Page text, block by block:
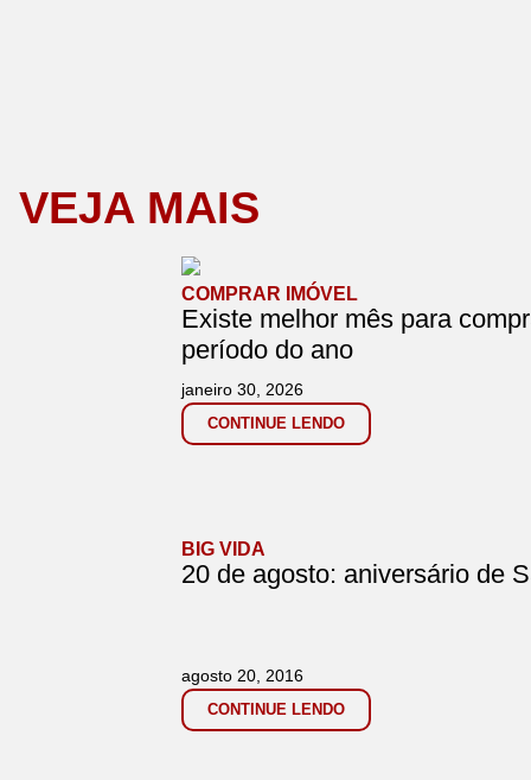
VEJA MAIS
COMPRAR IMÓVEL
Existe melhor mês para
período do ano
CONTINUE LENDO
janeiro 30, 2026
BIG VIDA
20 de agosto: aniversário de
CONTINUE LENDO
agosto 20, 2016